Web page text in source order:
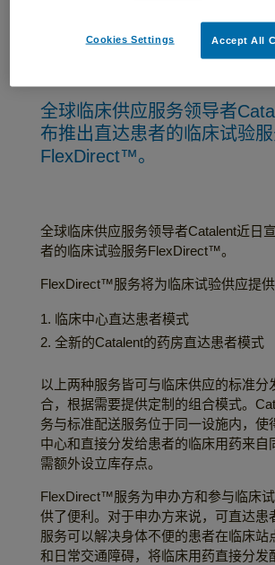
供更灵活多样
全球临床供应服务领导者
布推出直达患者的临床试验
FlexDirect™。
全球临床供应服务领导者Catalent近日
者的临床试验服务FlexDirect™。
FlexDirect™服务将为临床试验供应提
临床中心直达患者模式
全新的Catalent的药房直达患者模式
以上两种服务皆可与临床供应的标准分
合，根据需要提供定制的组合模式。
务与标准配送服务位于同一设施内，使
中心和直接分发给患者的临床用药来自
需额外设立库存点。
FlexDirect™服务为申办方和参与临床
供了便利。对于申办方来说，可直达患
服务可以解决身体不便的患者在临床站
和日常交通障碍，将临床用药直接分发
Cookies Settings Accept All